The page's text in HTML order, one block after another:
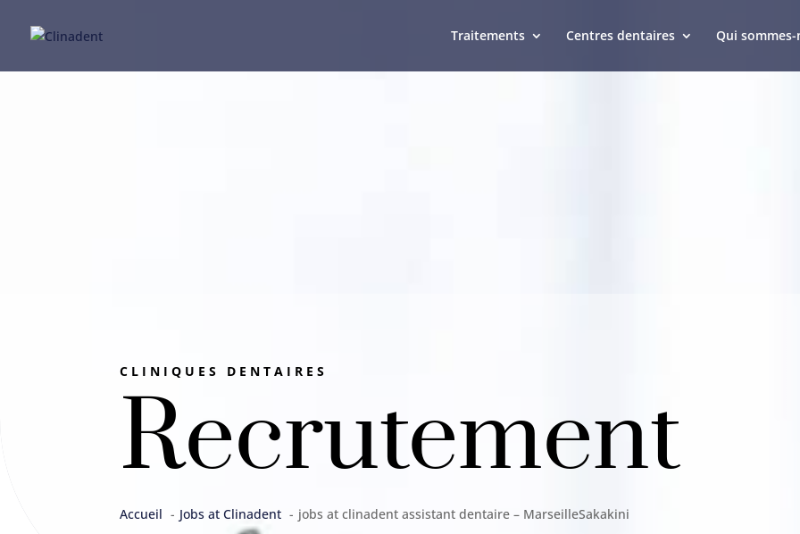
Traitements Centres dentaires Qui
CLINIQUES DENTAIRES
Recrutement
Accueil Jobs at Clinadent jobs at clinadent assistant dentaire – MarseilleSakakini